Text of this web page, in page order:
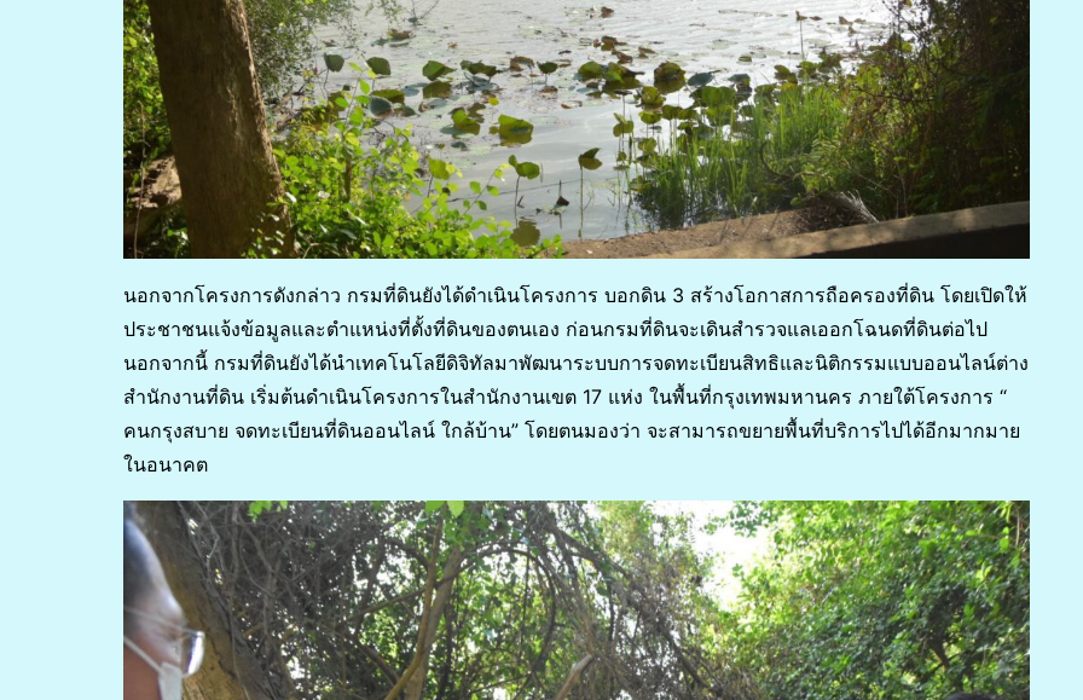
นอกจากโครงการดังกล่าว กรมที่ดินยังได้ดำเนินโครงการ บอกดิน 3 สร้างโอกาสการถือครองที่ดิน โดยเปิดให้
ประชาชนแจ้งข้อมูลและตำแหน่งที่ตั้งที่ดินของตนเอง ก่อนกรมที่ดินจะเดินสำรวจแลเออกโฉนดที่ดินต่อไป
นอกจากนี้ กรมที่ดินยังได้นำเทคโนโลยีดิจิทัลมาพัฒนาระบบการจดทะเบียนสิทธิและนิติกรรมแบบออนไลน์ต่าง
สำนักงานที่ดิน เริ่มต้นดำเนินโครงการในสำนักงานเขต 17 แห่ง ในพื้นที่กรุงเทพมหานคร ภายใต้โครงการ “
คนกรุงสบาย จดทะเบียนที่ดินออนไลน์ ใกล้บ้าน” โดยตนมองว่า จะสามารถขยายพื้นที่บริการไปได้อีกมากมาย
ในอนาคต